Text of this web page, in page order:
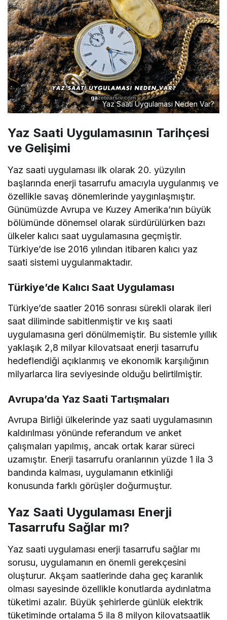
Yaz Saati Uygulaması Neden Var?
Yaz Saati Uygulamasının Tarihçesi
ve Gelişimi
Yaz saati uygulaması ilk olarak 20. yüzyılın
başlarında enerji tasarrufu amacıyla uygulanmış ve
özellikle savaş dönemlerinde yaygınlaşmıştır.
Günümüzde Avrupa ve Kuzey Amerika’nın büyük
bölümünde dönemsel olarak sürdürülürken bazı
ülkeler kalıcı saat uygulamasına geçmiştir.
Türkiye’de ise 2016 yılından itibaren kalıcı yaz
saati sistemi uygulanmaktadır.
Türkiye’de Kalıcı Saat Uygulaması
Türkiye’de saatler 2016 sonrası sürekli olarak ileri
saat diliminde sabitlenmiştir ve kış saati
uygulamasına geri dönülmemiştir. Bu sistemle yıllık
yaklaşık 2,8 milyar kilovatsaat enerji tasarrufu
hedeflendiği açıklanmış ve ekonomik karşılığının
milyarlarca lira seviyesinde olduğu belirtilmiştir.
Avrupa’da Yaz Saati Tartışmaları
Avrupa Birliği ülkelerinde yaz saati uygulamasının
kaldırılması yönünde referandum ve anket
çalışmaları yapılmış, ancak ortak karar süreci
uzamıştır. Enerji tasarrufu oranlarının yüzde 1 ila 3
bandında kalması, uygulamanın etkinliği
konusunda farklı görüşler doğurmuştur.
Yaz Saati Uygulaması Enerji
Tasarrufu Sağlar mı?
Yaz saati uygulaması enerji tasarrufu sağlar mı
sorusu, uygulamanın en önemli gerekçesini
oluşturur. Akşam saatlerinde daha geç karanlık
olması sayesinde özellikle konutlarda aydınlatma
tüketimi azalır. Büyük şehirlerde günlük elektrik
tüketiminde ortalama 5 ila 8 milyon kilovatsaatlik